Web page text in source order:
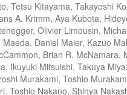
Tetsu Kitayama, Takayoshi
A. Krimm, Aya Kubota,
Olivier Limousin,
Daniel Maier, Kazuo
Brian R. McNamara,
Ikuyuki Mitsuishi, Takuya
Murakami, Toshio
Toshio Nakano, Shinya